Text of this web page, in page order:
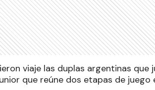
viaje las duplas argentinas
que reúne dos etapas de juego